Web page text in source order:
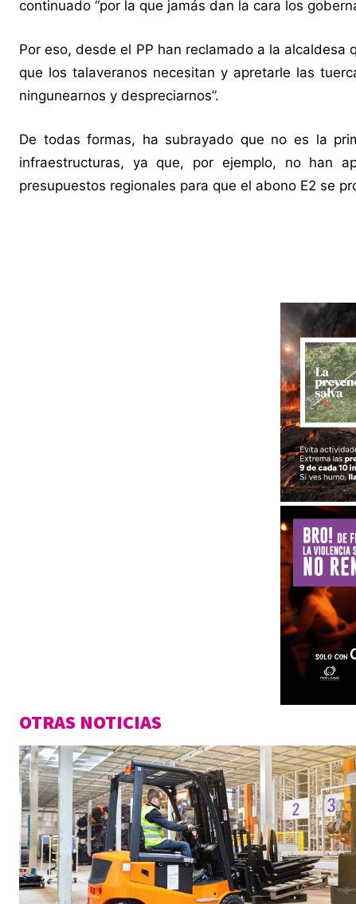
continuado “por la que jamás dan la cara los
Por eso, desde el PP han reclamado a la alcaldesa
que los talaveranos necesitan y apretarle las
ningunearnos y despreciarnos”.
De todas formas, ha subrayado que no es la
infraestructuras, ya que, por ejemplo, no han
presupuestos regionales para que el abono E2 se
OTRAS NOTICIAS